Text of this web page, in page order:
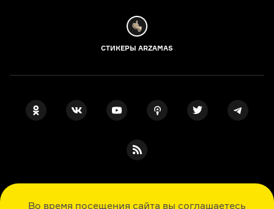
Во время посещения сайта вы соглашаетесь
СТИКЕРЫ ARZAMAS